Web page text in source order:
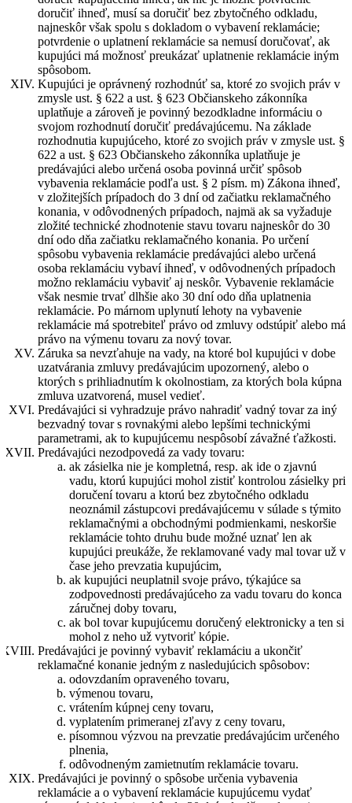
doručiť ihneď, musí sa doručiť bez zbytočného odkladu,
najneskôr však spolu s dokladom o vybavení reklamácie;
potvrdenie o uplatnení reklamácie sa nemusí doručovať, ak
kupujúci má možnosť preukázať uplatnenie reklamácie iným
spôsobom.
Kupujúci je oprávnený rozhodnúť sa, ktoré zo svojich práv v
zmysle ust. § 622 a ust. § 623 Občianskeho zákonníka
uplatňuje a zároveň je povinný bezodkladne informáciu o
svojom rozhodnutí doručiť predávajúcemu. Na základe
rozhodnutia kupujúceho, ktoré zo svojich práv v zmysle ust. §
622 a ust. § 623 Občianskeho zákonníka uplatňuje je
predávajúci alebo určená osoba povinná určiť spôsob
vybavenia reklamácie podľa ust. § 2 písm. m) Zákona ihneď,
v zložitejších prípadoch do 3 dní od začiatku reklamačného
konania, v odôvodnených prípadoch, najmä ak sa vyžaduje
zložité technické zhodnotenie stavu tovaru najneskôr do 30
dní odo dňa začiatku reklamačného konania. Po určení
spôsobu vybavenia reklamácie predávajúci alebo určená
osoba reklamáciu vybaví ihneď, v odôvodnených prípadoch
možno reklamáciu vybaviť aj neskôr. Vybavenie reklamácie
však nesmie trvať dlhšie ako 30 dní odo dňa uplatnenia
reklamácie. Po márnom uplynutí lehoty na vybavenie
reklamácie má spotrebiteľ právo od zmluvy odstúpiť alebo má
právo na výmenu tovaru za nový tovar.
Záruka sa nevzťahuje na vady, na ktoré bol kupujúci v dobe
uzatvárania zmluvy predávajúcim upozornený, alebo o
ktorých s prihliadnutím k okolnostiam, za ktorých bola kúpna
zmluva uzatvorená, musel vedieť.
Predávajúci si vyhradzuje právo nahradiť vadný tovar za iný
bezvadný tovar s rovnakými alebo lepšími technickými
parametrami, ak to kupujúcemu nespôsobí závažné ťažkosti.
Predávajúci nezodpovedá za vady tovaru:
ak zásielka nie je kompletná, resp. ak ide o zjavnú
vadu, ktorú kupujúci mohol zistiť kontrolou zásielky pri
doručení tovaru a ktorú bez zbytočného odkladu
neoznámil zástupcovi predávajúcemu v súlade s týmito
reklamačnými a obchodnými podmienkami, neskoršie
reklamácie tohto druhu bude možné uznať len ak
kupujúci preukáže, že reklamované vady mal tovar už v
čase jeho prevzatia kupujúcim,
ak kupujúci neuplatnil svoje právo, týkajúce sa
zodpovednosti predávajúceho za vadu tovaru do konca
záručnej doby tovaru,
ak bol tovar kupujúcemu doručený elektronicky a ten si
mohol z neho už vytvoriť kópie.
Predávajúci je povinný vybaviť reklamáciu a ukončiť
reklamačné konanie jedným z nasledujúcich spôsobov:
odovzdaním opraveného tovaru,
výmenou tovaru,
vrátením kúpnej ceny tovaru,
vyplatením primeranej zľavy z ceny tovaru,
písomnou výzvou na prevzatie predávajúcim určeného
plnenia,
odôvodneným zamietnutím reklamácie tovaru.
Predávajúci je povinný o spôsobe určenia vybavenia
reklamácie a o vybavení reklamácie kupujúcemu vydať